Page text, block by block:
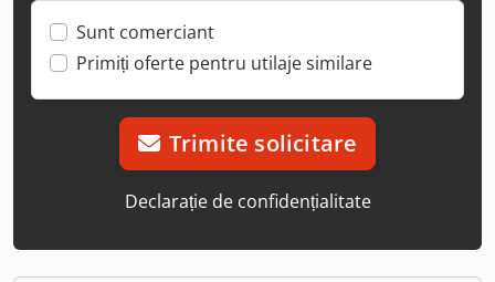
Sunt comerciant
Primiți oferte pentru utilaje similare
Trimite solicitare
Declarație de confidențialitate